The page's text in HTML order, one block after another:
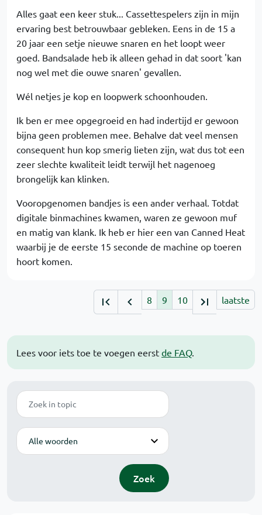
Lees voor iets toe te voegen eerst de FAQ.
Zoek
Modus
Zoek
Alles gaat een keer stuk... Cassettespelers zijn in mijn
ervaring best betrouwbaar gebleken. Eens in de 15 a
20 jaar een setje nieuwe snaren en het loopt weer
goed. Bandsalade heb ik alleen gehad in dat soort 'kan
nog wel met die ouwe snaren' gevallen.
Wél netjes je kop en loopwerk schoonhouden.
Ik ben er mee opgegroeid en had indertijd er gewoon
bijna geen problemen mee. Behalve dat veel mensen
consequent hun kop smerig lieten zijn, wat dus tot een
zeer slechte kwaliteit leidt terwijl het nagenoeg
brongelijk kan klinken.
Vooropgenomen bandjes is een ander verhaal. Totdat
digitale binmachines kwamen, waren ze gewoon muf
en matig van klank. Ik heb er hier een van Canned Heat
waarbij je de eerste 15 seconde de machine op toeren
hoort komen.
8 9 10 laatste